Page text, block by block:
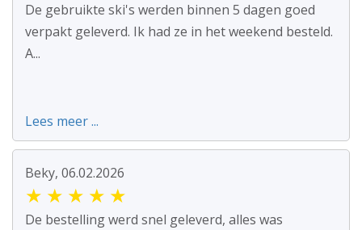
De gebruikte ski's werden binnen 5 dagen goed
verpakt geleverd. Ik had ze in het weekend besteld.
A...
Lees meer ...
Beky, 06.02.2026
★ ★ ★ ★ ★
De bestelling werd snel geleverd, alles was